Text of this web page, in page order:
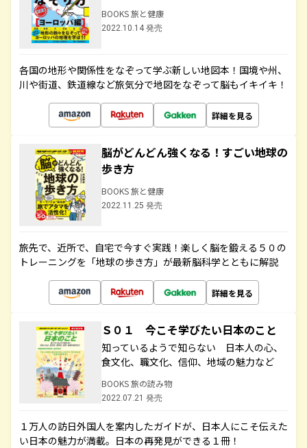
BOOKS 旅と健康
2022.10.14 発売
各国の地形や関係性をなぞって学ぶ新しい地図本！国境や州、
川や街道、鉄道線など旅気分で地図をなぞって脳もイキイキ！
詳細を見る
脳がどんどん強くなる！すごい地球の
歩き方
BOOKS 旅と健康
2022.11.25 発売
旅先で、近所で、自宅で今すぐ実践！楽しく脳を鍛える５０の
トレーニングを「地球の歩き方」が最新脳科学とともに解説
詳細を見る
Ｓ０１ 今こそ学びたい日本のこと
知っているようで知らない 日本人の心、
食文化、職文化、信仰、地域の魅力など
BOOKS 旅の読み物
2022.07.21 発売
１万人の訪日外国人を案内したガイドが、日本人にこそ伝えた
い日本の魅力が満載。日本の再発見ができる１冊！